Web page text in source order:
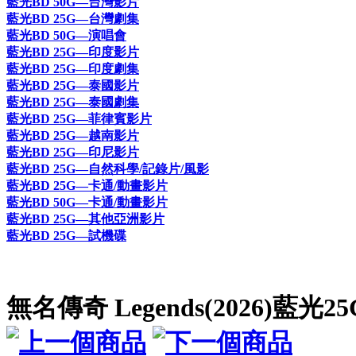
藍光BD 25G—台灣劇集
藍光BD 50G—演唱會
藍光BD 25G—印度影片
藍光BD 25G—印度劇集
藍光BD 25G—泰國影片
藍光BD 25G—泰國劇集
藍光BD 25G—菲律賓影片
藍光BD 25G—越南影片
藍光BD 25G—印尼影片
藍光BD 25G—自然科學/記錄片/風影
藍光BD 25G—卡通/動畫影片
藍光BD 50G—卡通/動畫影片
藍光BD 25G—其他亞洲影片
藍光BD 25G—試機碟
無名傳奇 Legends(2026)藍光